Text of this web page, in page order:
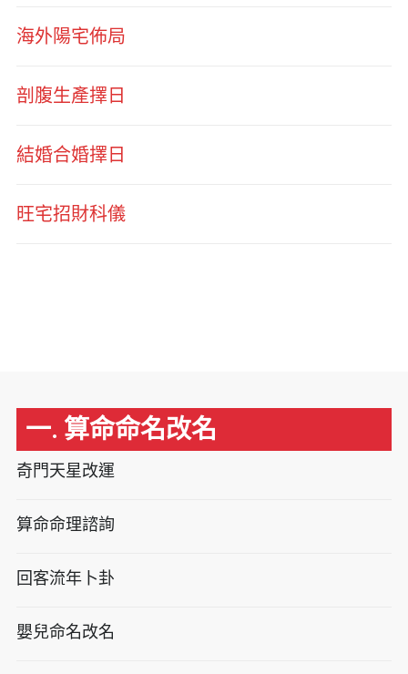
海外陽宅佈局
剖腹生產擇日
結婚合婚擇日
旺宅招財科儀
一. 算命命名改名
奇門天星改運
算命命理諮詢
回客流年卜卦
嬰兒命名改名